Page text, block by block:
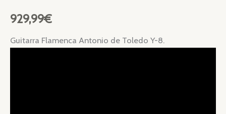
929,99€
Guitarra Flamenca Antonio de Toledo Y-8.